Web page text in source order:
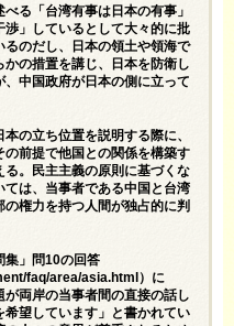
る「台湾有事は日本の有事」
渉」しているとして大々的に批
のだし、日本の領土や領海で
の措置を講じ、日本を防衛し
中国政府が日本の側に立って
の立ち位置を説明する際に、
前提で他国との関係を構築す
。民主主義の原則に基づくな
ては、当事者である中国と台湾
権力を持つ人間が独占的に判
集」問10の回答
faq/area/asia.html ）に
両岸の当事者間の直接の話し
望しています」と書かれてい